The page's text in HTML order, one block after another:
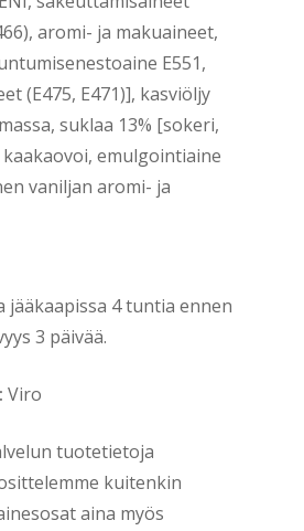
aromi- ja makuaineet,
E551,
(E475, E471)], kasviöljy
suklaa 13% [sokeri,
kaakaovoi, emulgointiaine
vaniljan aromi- ja
jääkaapissa 4 tuntia ennen
3 päivää.
Viro
tuotetietoja
kuitenkin
aina myös